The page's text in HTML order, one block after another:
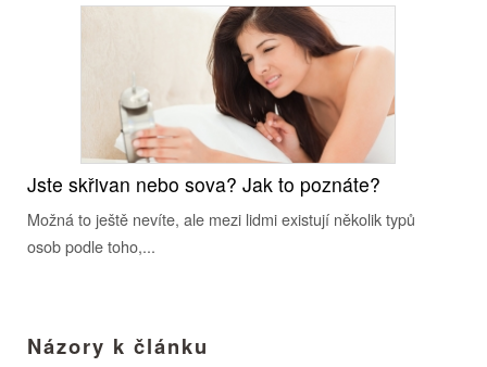
Jste skřivan nebo sova? Jak to poznáte?
Možná to ještě nevíte, ale mezi lidmi existují několik typů
osob podle toho,...
Názory k článku